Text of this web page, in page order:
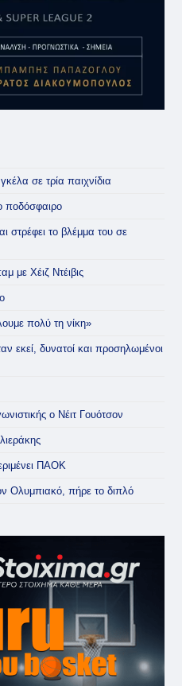
σε τρία παιχνίδια
ποδόσφαιρο
το βλέμμα του σε
με Χέιζ Ντέιβις
πολύ τη νίκη»
εκεί, δυνατοί και προσηλωμένοι
ο Νέιτ Γουότσον
ΠΑΟΚ
Ολυμπιακό, πήρε το διπλό